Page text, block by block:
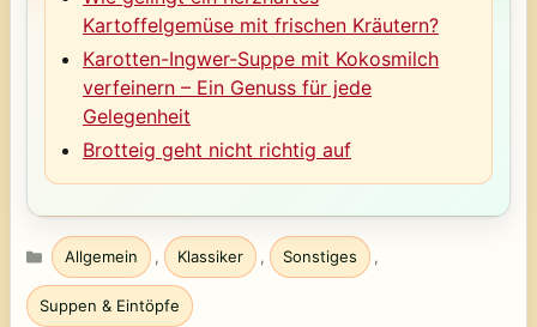
Kartoffelgemüse mit frischen Kräutern?
Karotten-Ingwer-Suppe mit Kokosmilch
verfeinern – Ein Genuss für jede
Gelegenheit
Brotteig geht nicht richtig auf
Kategorien
Allgemein , Klassiker , Sonstiges ,
Suppen & Eintöpfe